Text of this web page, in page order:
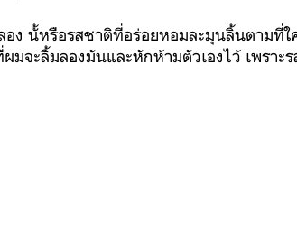
ง นั้หรือรสชาติที่อร่อยหอมละมุนลิ้นตามที่ใ
จะลิ้มลองมันและหักห้ามตัวเองไว้ เพราะ